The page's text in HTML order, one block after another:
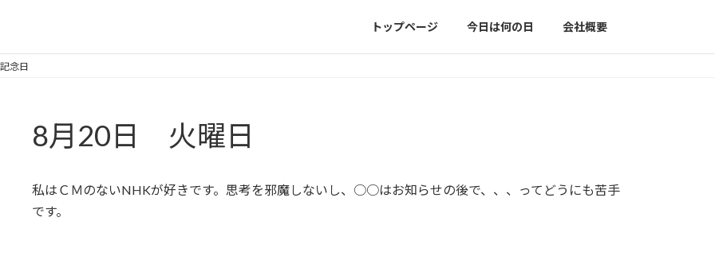
トップページ 今日は何の日 会社概要
念日
8月20日 火曜日
私はＣＭのないNHKが好きです。思考を邪魔しないし、○○はお知らせの後で、、、ってどうにも苦手
です。